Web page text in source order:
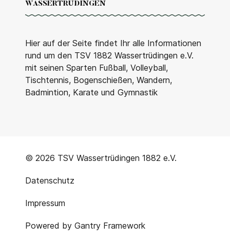
WASSERTRÜDINGEN
Hier auf der Seite findet Ihr alle Informationen
rund um den TSV 1882 Wassertrüdingen e.V.
mit seinen Sparten Fußball, Volleyball,
Tischtennis, Bogenschießen, Wandern,
Badmintion, Karate und Gymnastik
© 2026 TSV Wassertrüdingen 1882 e.V.
Datenschutz
Impressum
Powered by Gantry Framework